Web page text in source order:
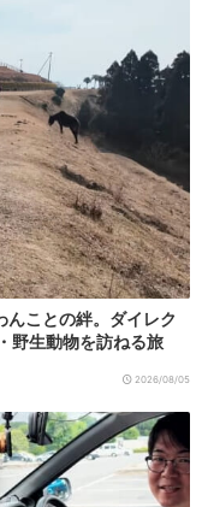
んことの絆。ダイレク
野生動物を訪ねる旅
2026/08/05